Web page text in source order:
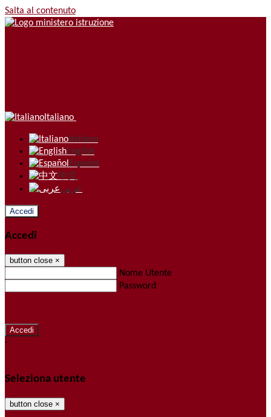
Salta al contenuto
Italiano
Italiano
English
Español
中文
عربى
Accedi
Accedi
button close ×
Nome Utente
Password
-
Seleziona utente
button close ×